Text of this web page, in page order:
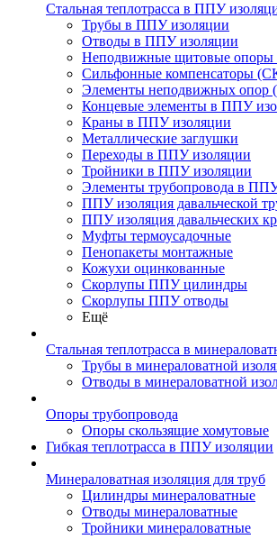
Стальная теплотрасса в ППУ
Трубы в ППУ изоляции
Отводы в ППУ изоляции
Неподвижные щитовые
Cильфонные компенсаторы
Элементы неподвижных
Концевые элементы в ППУ
Краны в ППУ изоляции
Металлические заглушки
Переходы в ППУ изоляции
Тройники в ППУ изоляции
Элементы трубопровода в
ППУ изоляция давальческой
ППУ изоляция давальческих
Муфты термоусадочные
Пенопакеты монтажные
Кожухи оцинкованные
Скорлупы ППУ цилиндры
Скорлупы ППУ отводы
Ещё
Стальная теплотрасса в
Трубы в минераловатной
Отводы в минераловатной
Опоры трубопровода
Опоры скользящие хомутовые
Гибкая теплотрасса в ППУ изоляции
Минераловатная изоляция для труб
Цилиндры минераловатные
Отводы минераловатные
Тройники минераловатные